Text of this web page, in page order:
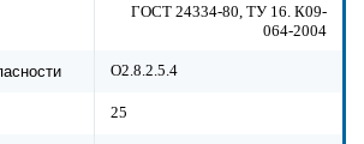
ГОСТ 24334-80, ТУ 16. К09-
064-2004
О2.8.2.5.4
25